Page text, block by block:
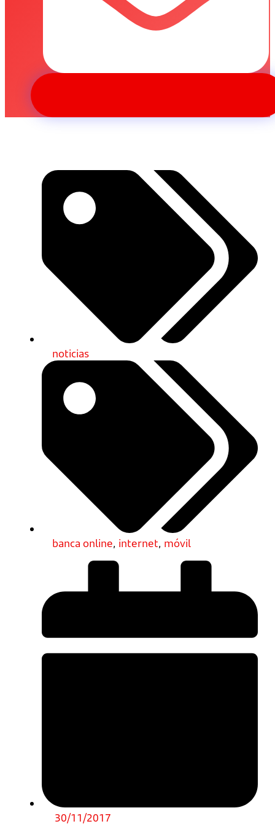
noticias
banca online, internet, móvil
30/11/2017